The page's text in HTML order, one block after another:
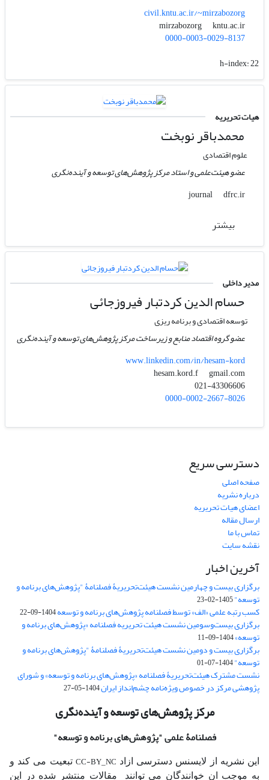
civil.kntu.ac.ir/~mirzabozorg
mirzabozorg
kntu.ac.ir
0000-0003-0029-8137
h-index:22
هیات تحریریه
محمدباقر نوبخت
علوم اقتصادی
عضو هیئت‌علمی و استاد مرکز پژوهش‌های توسعه و آینده‌نگری
journal
dfrc.ir
بیشتر
مدیر داخلی
حسام الدین کردتبار فیروزجائی
توسعه اقتصادی و برنامه ریزی
عضو گروه اقتصاد منابع و زیرساخت مرکز پژوهش‌های توسعه و آینده‌نگری
www.linkedin.com/in/hesam-kord
hesam.kord.f
gmail.com
021-43306606
0000-0002-2667-8026
دسترسی سریع
صفحه اصلی
درباره نشریه
اعضای هیات تحریریه
ارسال مقاله
تماس با ما
نقشه سایت
آخرین اخبار
برگزاری بیست و چهارمین نشست هیئت‌تحریریۀ فصلنامۀ "پژوهش‌های برنامه و
توسعه"1405-02-23
کسب رتبه علمی «الف» توسط فصلنامه پژوهش‌های برنامه و توسعه1404-09-22
برگزاری بیست‌وسومین نشست هیئت‌ تحریریه فصلنامه «پژوهش‌های برنامه و
توسعه»1404-09-11
برگزاری بیست و دومین نشست هیئت‌تحریریۀ فصلنامۀ "پژوهش‌های برنامه و
توسعه"1404-07-01
نشست مشترک هیئت‌تحریریۀ فصلنامه «پژوهش‌های برنامه و توسعه» و شورای
پژوهشی مرکز در خصوص ویژه‌نامه چشم‌انداز ایران1404-05-27
مرکز پژوهش‌های توسعه و آینده‌نگری
فصلنامۀ علمی"پژوهش‌های برنامه و توسعه"
این نشریه از لایسنس دسترسی ازاد CC-BY_NC تبعیت می کند و
به موجب ان خوانندگان می توانند مقالات منتشر شده در این